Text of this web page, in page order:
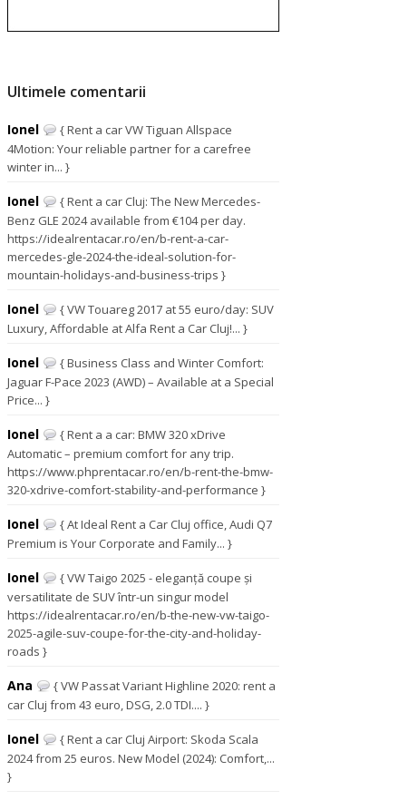
Ultimele comentarii
Ionel
{ Rent a car VW Tiguan Allspace
4Motion: Your reliable partner for a carefree
winter in... }
Ionel
{ Rent a car Cluj: The New Mercedes-
Benz GLE 2024 available from €104 per day.
https://idealrentacar.ro/en/b-rent-a-car-
mercedes-gle-2024-the-ideal-solution-for-
mountain-holidays-and-business-trips }
Ionel
{ VW Touareg 2017 at 55 euro/day: SUV
Luxury, Affordable at Alfa Rent a Car Cluj!... }
Ionel
{ Business Class and Winter Comfort:
Jaguar F-Pace 2023 (AWD) – Available at a Special
Price... }
Ionel
{ Rent a a car: BMW 320 xDrive
Automatic – premium comfort for any trip.
https://www.phprentacar.ro/en/b-rent-the-bmw-
320-xdrive-comfort-stability-and-performance }
Ionel
{ At Ideal Rent a Car Cluj office, Audi Q7
Premium is Your Corporate and Family... }
Ionel
{ VW Taigo 2025 - eleganță coupe și
versatilitate de SUV într-un singur model
https://idealrentacar.ro/en/b-the-new-vw-taigo-
2025-agile-suv-coupe-for-the-city-and-holiday-
roads }
Ana
{ VW Passat Variant Highline 2020: rent a
car Cluj from 43 euro, DSG, 2.0 TDI.... }
Ionel
{ Rent a car Cluj Airport: Skoda Scala
2024 from 25 euros. New Model (2024): Comfort,...
}